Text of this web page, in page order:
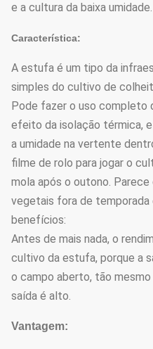
e a cultura da baixa umidade.
Característica:
A estufa é um tipo da
simples do cultivo de
Pode fazer o uso completo
efeito da isolação térmica,
a umidade na vertente
filme de rolo para jogar o
mola após o outono.
vegetais fora de
benefícios:
Antes de mais nada, o
cultivo da estufa, porque a
o campo aberto, tão
saída é alto.
Vantagem: